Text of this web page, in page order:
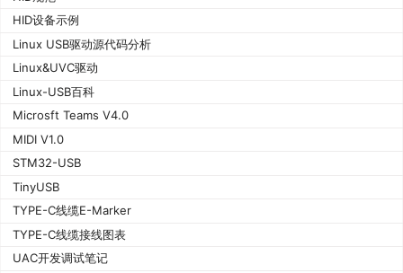
HID设备示例
Linux USB驱动源代码分析
Linux&UVC驱动
Linux-USB百科
Microsft Teams V4.0
MIDI V1.0
STM32-USB
TinyUSB
TYPE-C线缆E-Marker
TYPE-C线缆接线图表
UAC开发调试笔记